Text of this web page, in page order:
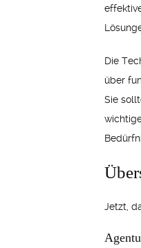
Die
über
Sie
Jetzt,